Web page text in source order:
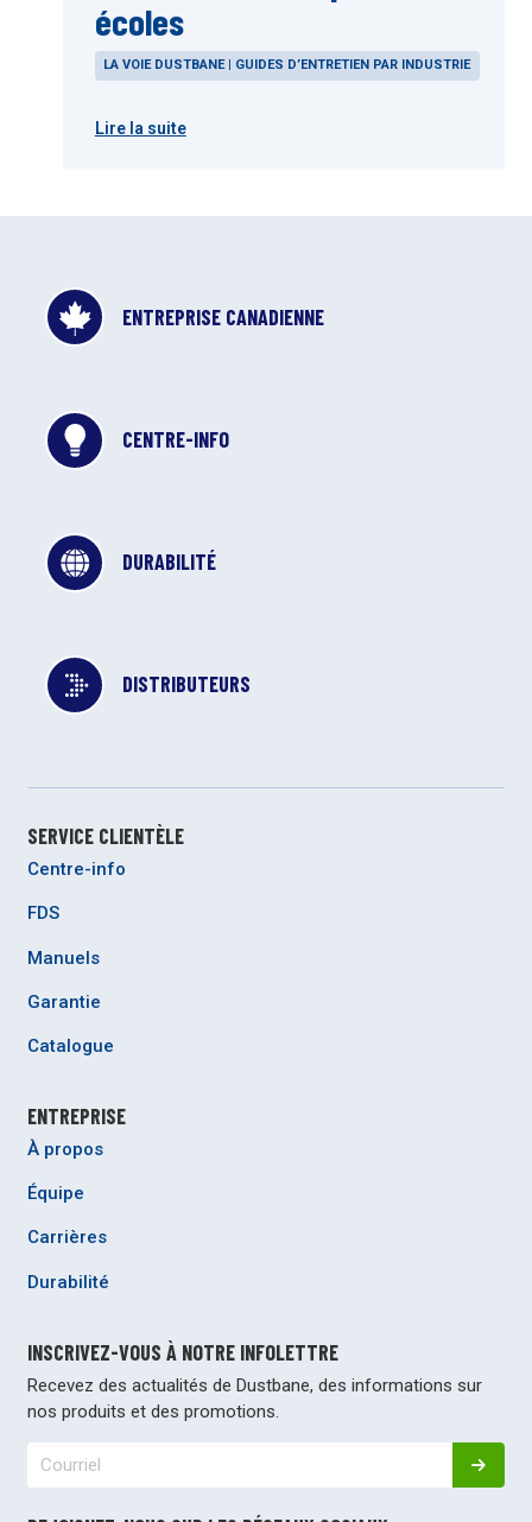
écoles
LA VOIE DUSTBANE | GUIDES D’ENTRETIEN PAR INDUSTRIE
Lire la suite
ENTREPRISE CANADIENNE
CENTRE-INFO
DURABILITÉ
DISTRIBUTEURS
SERVICE CLIENTÈLE
Centre-info
FDS
Manuels
Garantie
Catalogue
ENTREPRISE
À propos
Équipe
Carrières
Durabilité
INSCRIVEZ-VOUS À NOTRE INFOLETTRE
Recevez des actualités de Dustbane, des informations sur
nos produits et des promotions.